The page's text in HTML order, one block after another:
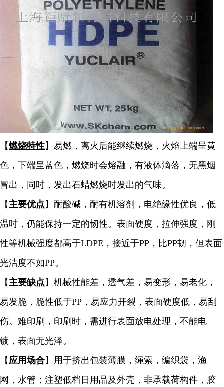
【燃烧特性】易燃，离火后能继续燃烧，火焰上端呈黄
色，下端呈蓝色，燃烧时会熔融，有液体滴落，无黑烟
冒出，同时，发出石蜡燃烧时发出的气味。
【主要优点 】耐酸碱，耐有机溶剂，电绝缘性优良，低
温时，仍能保持一定的韧性。表面硬度，拉伸强度，刚
性等机械强度都高于LDPE，接近于PP，比PP韧，但表面
光洁度不如PP。
【主要缺点 】机械性能差，透气差，易变形，易老化，
易发脆，脆性低于PP，易应力开裂，表面硬度低，易刮
伤。难印刷，印刷时，需进行表面放电处理，不能电
镀，表面无光泽。
【应用场合】用于挤出包装薄膜，绳索，编织袋，渔
网，水管；注塑低档日用品及外壳，非承载荷构件，胶